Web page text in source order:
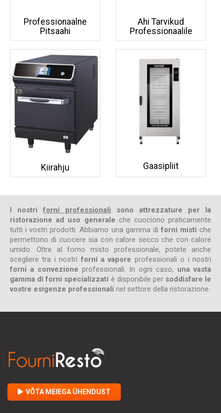
Professionaalne
Pitsaahi
Ahi Tarvikud
Professionaalile
Kiirahju Gaasipliit
I nostri forni professionali sono attrezzature per la
ristorazione ad uso generale che cuociono praticamente
tutti i vostri prodotti. Abbiamo una gamma di forni misti che
permettono di cuocere sia con calore secco che con calore
umido. Oltre al forno misto professionale, potete anche
scegliere tra i nostri forni a vapore professionali o i nostri
forni a convezione professionali. In ogni caso, una vasta
gamma di forni specializzati è disponibile per soddisfare le
vostre esigenze professionali nel settore della ristorazione.
VÕTA MEIEGA ÜHENDUST